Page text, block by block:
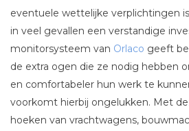
eventuele wettelijke verplichtingen
in veel gevallen een verstandige
monitorsysteem van Orlaco geeft
de extra ogen die ze nodig hebben
en comfortabeler hun werk te
voorkomt hierbij ongelukken. Met
hoeken van vrachtwagens,